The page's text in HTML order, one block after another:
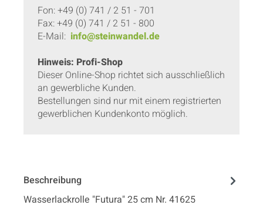
Fon: +49 (0) 741 / 2 51 - 701
Fax: +49 (0) 741 / 2 51 - 800
E-Mail: info@steinwandel.de
Hinweis: Profi-Shop
Dieser Online-Shop richtet sich ausschließlich
an gewerbliche Kunden.
Bestellungen sind nur mit einem registrierten
gewerblichen Kundenkonto möglich.
Beschreibung
Wasserlackrolle "Futura" 25 cm Nr. 41625